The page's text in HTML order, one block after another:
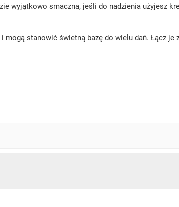
wyjątkowo smaczna, jeśli do nadzienia użyjesz
stanowić świetną bazę do wielu dań. Łącz je